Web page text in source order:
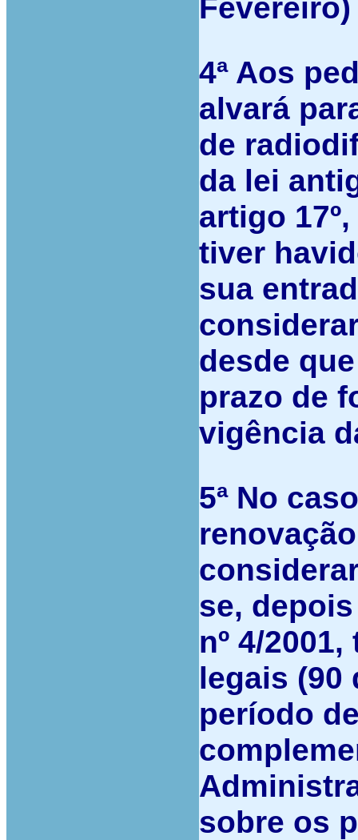
4ªAos
alvará
de
da lei
artigo
tiver
sua
desde
prazo de
vigência
5ª No
se,
nº 4/
legais (90
período
sobre os